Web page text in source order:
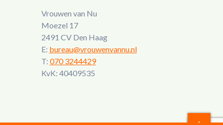
Vrouwen van Nu
Moezel 17
2491 CV Den Haag
E: bureau@vrouwenvannu.nl
T: 070 3244429
KvK: 40409535